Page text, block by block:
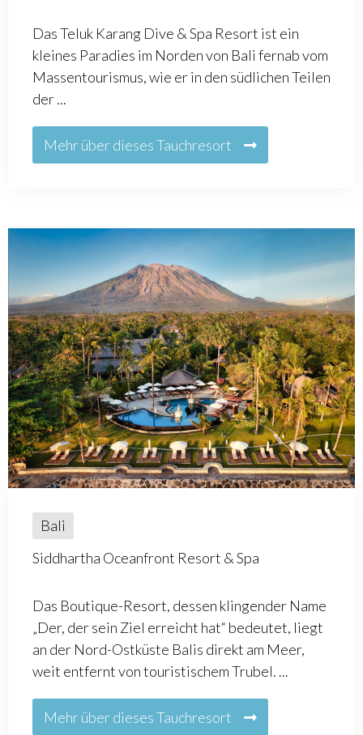
Das Teluk Karang Dive & Spa Resort ist ein
kleines Paradies im Norden von Bali fernab vom
Massentourismus, wie er in den südlichen Teilen
der ...
Mehr über dieses Tauchresort
Bali
Siddhartha Oceanfront Resort & Spa
Das Boutique-Resort, dessen klingender Name
„Der, der sein Ziel erreicht hat“ bedeutet, liegt
an der Nord-Ostküste Balis direkt am Meer,
weit entfernt von touristischem Trubel. ...
Mehr über dieses Tauchresort